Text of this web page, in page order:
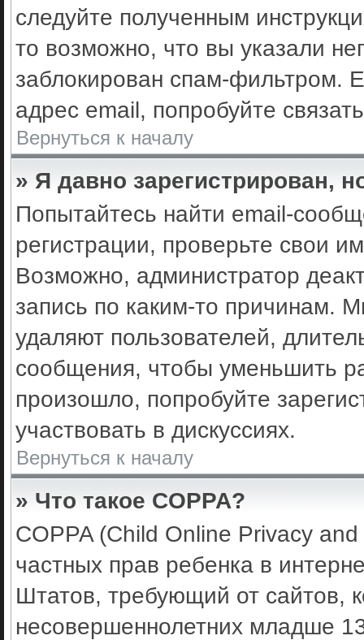
следуйте полученным
то возможно, что вы указали
заблокирован спам-фильтром.
адрес email, попробуйте
Вернуться к началу
» Я давно зарегистрирован,
Попытайтесь найти email-
регистрации, проверьте свои
Возможно, администратор
запись по каким-то причинам.
удаляют пользователей,
сообщения, чтобы уменьшить
произошло, попробуйте
участвовать в дискуссиях.
Вернуться к началу
» Что такое COPPA?
COPPA (Child Online Privacy
частных прав ребенка в
Штатов, требующий от сайтов,
несовершеннолетних младше